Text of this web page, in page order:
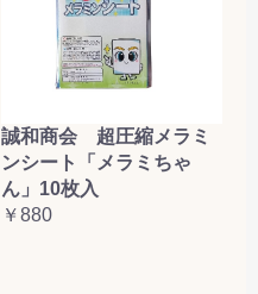
誠和商会 超圧縮メラミ
ンシート「メラミちゃ
ん」10枚入
￥880